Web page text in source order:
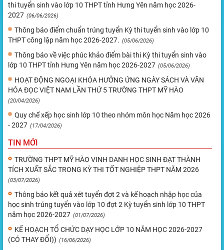
thi tuyển sinh vào lớp 10 THPT tỉnh Hưng Yên năm học 2026-
2027 (06/06/2026)
Thông báo điểm chuẩn trúng tuyển Kỳ thi tuyển sinh vào lớp 10
THPT công lập năm học 2026-2027. (05/06/2026)
Thông báo về việc phúc khảo điểm bài thi Kỳ thi tuyển sinh vào
lớp 10 THPT tỉnh Hưng Yên năm học 2026-2027 (05/06/2026)
HOẠT ĐỘNG NGOẠI KHÓA HƯỞNG ỨNG NGÀY SÁCH VÀ VĂN
HÓA ĐỌC VIỆT NAM LẦN THỨ 5 TRƯỜNG THPT MỸ HÀO
(20/04/2026)
Quy chế xếp học sinh lớp 10 theo nhóm môn học Năm học 2026
- 2027 (17/04/2026)
TIN MỚI
TRƯỜNG THPT MỸ HÀO VINH DANH HỌC SINH ĐẠT THÀNH
TÍCH XUẤT SẮC TRONG KỲ THI TỐT NGHIỆP THPT NĂM 2026
(03/07/2026)
Thông báo kết quả xét tuyển đợt 2 và kế hoạch nhập học của
học sinh trúng tuyển vào lớp 10 đợt 2 Kỳ tuyển sinh lớp 10 THPT
năm học 2026-2027 (01/07/2026)
KẾ HOẠCH TỔ CHỨC DẠY HỌC LỚP 10 NĂM HỌC 2026-2027
(CÓ THAY ĐỔI)) (16/06/2026)